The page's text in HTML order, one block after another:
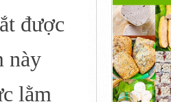
được
này
lằm